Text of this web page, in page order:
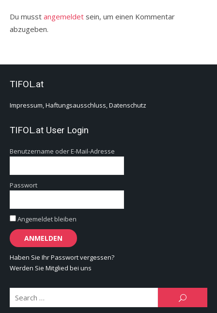
Du musst angemeldet sein, um einen Kommentar
abzugeben.
TIFOL.at
Impressum, Haftungsausschluss, Datenschutz
TIFOL.at User Login
Benutzername oder E-Mail-Adresse
Passwort
Angemeldet bleiben
Haben Sie Ihr Passwort vergessen?
Werden Sie Mitglied bei uns
SEARCH